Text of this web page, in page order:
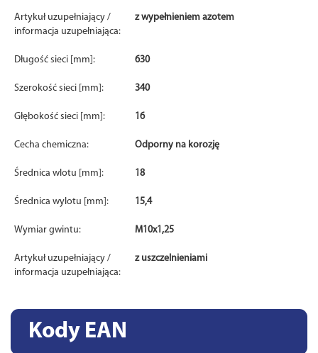
Artykuł uzupełniający /
informacja uzupełniająca:
z wypełnieniem azotem
Długość sieci [mm]: 630
Szerokość sieci [mm]: 340
Głębokość sieci [mm]: 16
Cecha chemiczna: Odporny na korozję
Średnica wlotu [mm]: 18
Średnica wylotu [mm]: 15,4
Wymiar gwintu: M10x1,25
Artykuł uzupełniający /
informacja uzupełniająca:
z uszczelnieniami
Kody EAN